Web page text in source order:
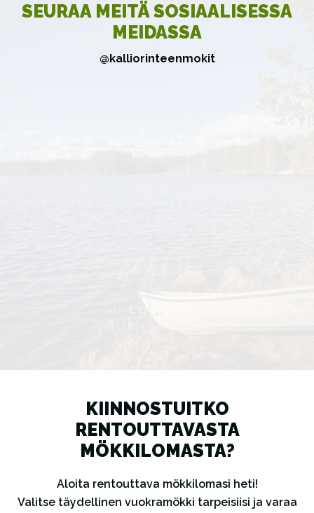
SEURAA MEITÄ SOSIAALISESSA
MEIDASSA
@kalliorinteenmokit
KIINNOSTUITKO
RENTOUTTAVASTA
MÖKKILOMASTA?
Aloita rentouttava mökkilomasi heti!
Valitse täydellinen vuokramökki tarpeisiisi ja varaa